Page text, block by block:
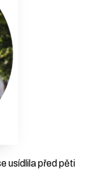
usídlila před pěti